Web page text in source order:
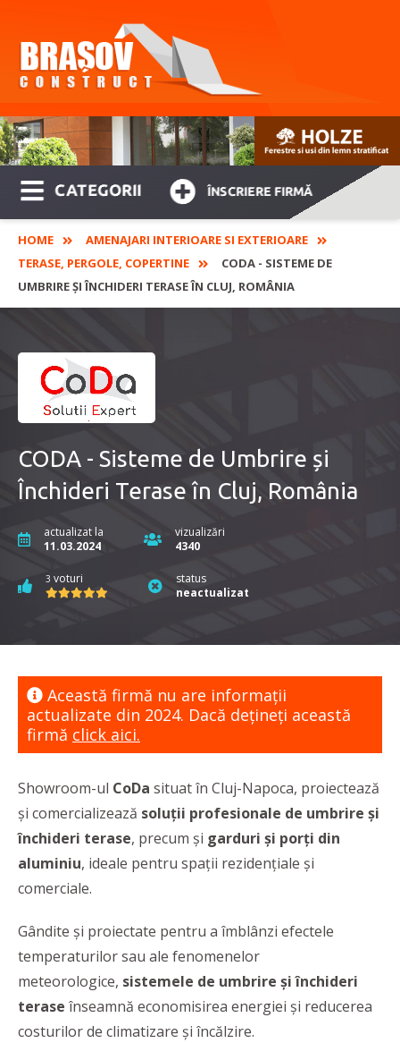
CATEGORII ÎNSCRIERE FIRMĂ
HOME
AMENAJARI INTERIOARE SI EXTERIOARE
TERASE, PERGOLE, COPERTINE
CODA - SISTEME DE
UMBRIRE ȘI ÎNCHIDERI TERASE ÎN CLUJ, ROMÂNIA
CODA - Sisteme de Umbrire și
Închideri Terase în Cluj, România
actualizat la
11.03.2024
vizualizări
4340
3 voturi
status
neactualizat
Această firmă nu are informaţii
actualizate din 2024. Dacă dețineți această
firmă click aici.
Showroom-ul CoDa situat în Cluj-Napoca, proiectează
și comercializează soluții profesionale de umbrire și
închideri terase, precum și garduri și porți din
aluminiu, ideale pentru spații rezidențiale și
comerciale.
Gândite și proiectate pentru a îmblânzi efectele
temperaturilor sau ale fenomenelor
meteorologice, sistemele de umbrire și închideri
terase înseamnă economisirea energiei și reducerea
costurilor de climatizare și încălzire.